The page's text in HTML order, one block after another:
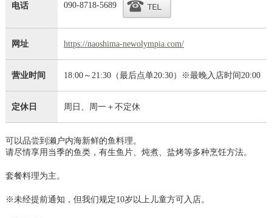
电话 090-8718-5689
网址 https://naoshima-newolympia.com/
营业时间 18:00～21:30（最后点单20:30）※最晚入店时间20:00
定休日 周日、周一＋不定休
可以品尝到濑户内海新鲜的鱼料理。
请尽情享用当季的鱼类，有生鱼片、炖煮、盐烤等多种烹饪方法。
套餐料理为主。
※未经提前通知，但我们规定10岁以上儿童方可入店。